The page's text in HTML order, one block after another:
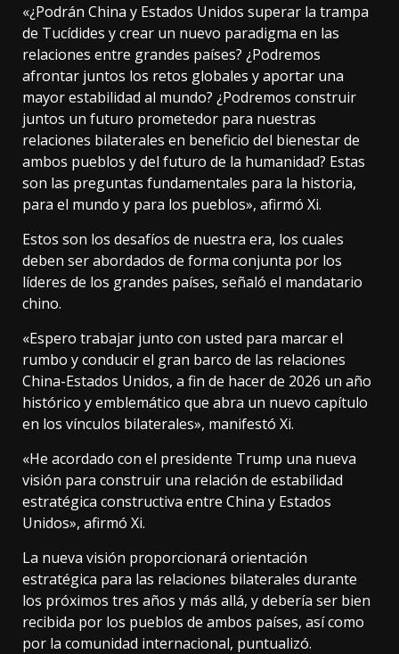
«¿Podrán China y Estados Unidos superar la trampa
de Tucídides y crear un nuevo paradigma en las
relaciones entre grandes países? ¿Podremos
afrontar juntos los retos globales y aportar una
mayor estabilidad al mundo? ¿Podremos construir
juntos un futuro prometedor para nuestras
relaciones bilaterales en beneficio del bienestar de
ambos pueblos y del futuro de la humanidad? Estas
son las preguntas fundamentales para la historia,
para el mundo y para los pueblos», afirmó Xi.
Estos son los desafíos de nuestra era, los cuales
deben ser abordados de forma conjunta por los
líderes de los grandes países, señaló el mandatario
chino.
«Espero trabajar junto con usted para marcar el
rumbo y conducir el gran barco de las relaciones
China-Estados Unidos, a fin de hacer de 2026 un año
histórico y emblemático que abra un nuevo capítulo
en los vínculos bilaterales», manifestó Xi.
«He acordado con el presidente Trump una nueva
visión para construir una relación de estabilidad
estratégica constructiva entre China y Estados
Unidos», afirmó Xi.
La nueva visión proporcionará orientación
estratégica para las relaciones bilaterales durante
los próximos tres años y más allá, y debería ser bien
recibida por los pueblos de ambos países, así como
por la comunidad internacional, puntualizó.